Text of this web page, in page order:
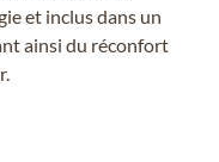
et inclus dans un
ainsi du réconfort